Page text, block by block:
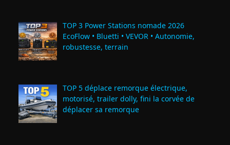
TOP 3 Power Stations nomade 2026
EcoFlow • Bluetti • VEVOR • Autonomie,
robustesse, terrain
TOP 5 déplace remorque électrique,
motorisé, trailer dolly, fini la corvée de
déplacer sa remorque